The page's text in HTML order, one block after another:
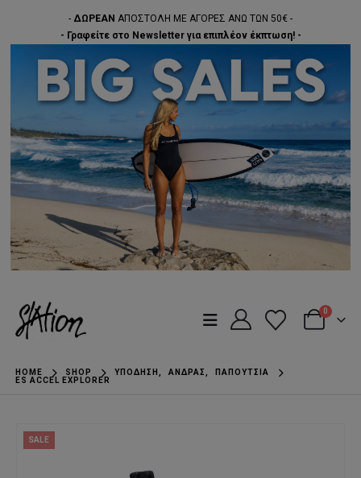
- ΔΩΡΕΑΝ ΑΠΟΣΤΟΛΗ ΜΕ ΑΓΟΡΕΣ ΑΝΩ ΤΩΝ 50€ -
- Γραφείτε στο Newsletter για επιπλέον έκπτωση! -
0
HOME SHOP ΥΠΌΔΗΣΗ, ΆΝΔΡΑΣ,
ΠΑΠΟΎΤΣΙΑ
ES ACCEL EXPLORER
SALE